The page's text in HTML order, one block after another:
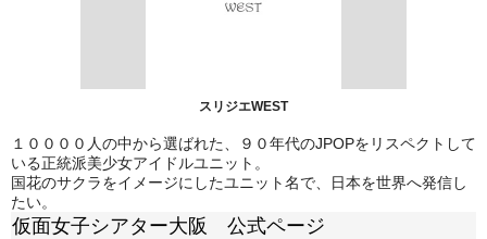
スリジエWEST
１００００人の中から選ばれた、９０年代のJPOPをリスペクトして
いる正統派美少女アイドルユニット。
国花のサクラをイメージにしたユニット名で、日本を世界へ発信し
たい。
仮面女子シアター大阪 公式ページ